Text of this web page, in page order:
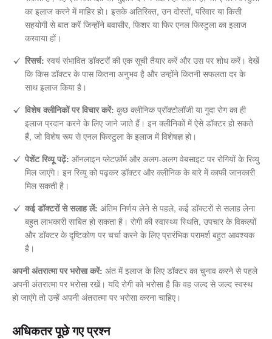
का इलाज करने में माहिर हो। इसके अतिरिक्त, उन दोस्तों, परिवार या किसी
सहयोगी से बात करें जिन्होंने बवासीर, फिशर या फिर एनल फिस्टुला का इलाज
करवाया हों।
रिसर्च: स्वयं संभावित डॉक्टरों की एक सूची तैयार करें और उस पर शोध करें। देखें
कि किस डॉक्टर के पास कितना अनुभव है और उन्होंने कितनी सफलता दर के
साथ इलाज किया है।
विशेष क्लीनिकों पर विचार करें: कुछ क्लीनिक प्रॉक्टोलॉजी या गुदा रोग का ही
इलाज प्रदान करने के लिए जाने जाते हैं। इन क्लीनिकों में ऐसे डॉक्टर हो सकते
हैं, जो विशेष रूप से एनल फिस्टुला के इलाज में विशेषज्ञ हो।
पेशेंट रिव्यू पढ़ें: ऑनलाइन प्लेटफ़ॉर्म और अलग-अलग वेबसाइट पर रोगियों के रिव्यु
मिल जाएंगे। इन रिव्यु को पढ़कर डॉक्टर और क्लीनिक के बारे में काफी जानकारी
मिल सकती है।
कई डॉक्टरों से सलाह लें: अंतिम निर्णय लेने से पहले, कई डॉक्टरों से सलाह लेना
बहुत लाभकारी साबित हो सकता है। रोगी की स्वास्थ्य स्थिति, उपचार के विकल्पों
और डॉक्टर के दृष्टिकोण पर चर्चा करने के लिए प्रारंभिक परामर्श बहुत आवश्यक
है।
अपनी अंतरात्मा पर भरोसा करें: अंत में इलाज के लिए डॉक्टर का चुनाव करने से पहले
अपनी अंतरात्मा पर भरोसा रखें। यदि रोगी को भरोसा है कि वह जल्द से जल्द स्वस्थ
हो जाएंगे तो उन्हें अपनी अंतरात्मा पर भरोसा करना चाहिए।
अधिकतर पूछे गए प्रश्न